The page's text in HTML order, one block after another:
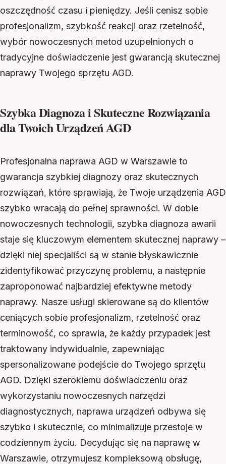
oszczędność czasu i pieniędzy. Jeśli cenisz sobie
profesjonalizm, szybkość reakcji oraz rzetelność,
wybór nowoczesnych metod uzupełnionych o
tradycyjne doświadczenie jest gwarancją skutecznej
naprawy Twojego sprzętu AGD.
Szybka Diagnoza i Skuteczne Rozwiązania
dla Twoich Urządzeń AGD
Profesjonalna naprawa AGD w Warszawie to
gwarancja szybkiej diagnozy oraz skutecznych
rozwiązań, które sprawiają, że Twoje urządzenia AGD
szybko wracają do pełnej sprawności. W dobie
nowoczesnych technologii, szybka diagnoza awarii
staje się kluczowym elementem skutecznej naprawy –
dzięki niej specjaliści są w stanie błyskawicznie
zidentyfikować przyczynę problemu, a następnie
zaproponować najbardziej efektywne metody
naprawy. Nasze usługi skierowane są do klientów
ceniących sobie profesjonalizm, rzetelność oraz
terminowość, co sprawia, że każdy przypadek jest
traktowany indywidualnie, zapewniając
spersonalizowane podejście do Twojego sprzętu
AGD. Dzięki szerokiemu doświadczeniu oraz
wykorzystaniu nowoczesnych narzędzi
diagnostycznych, naprawa urządzeń odbywa się
szybko i skutecznie, co minimalizuje przestoje w
codziennym życiu. Decydując się na naprawę w
Warszawie, otrzymujesz kompleksową obsługę,